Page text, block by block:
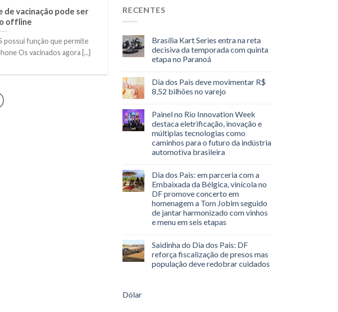
vacinação pode ser
offline
possui função que permite
Os vacinados agora [...]
RECENTES
Brasília Kart Series entra na reta
decisiva da temporada com quinta
etapa no Paranoá
Dia dos Pais deve movimentar R$
8,52 bilhões no varejo
Painel no Rio Innovation Week
destaca eletrificação, inovação e
múltiplas tecnologias como
caminhos para o futuro da indústria
automotiva brasileira
Dia dos Pais: em parceria com a
Embaixada da Bélgica, vinícola no
DF promove concerto em
homenagem a Tom Jobim seguido
de jantar harmonizado com vinhos
e menu em seis etapas
Saidinha do Dia dos Pais: DF
reforça fiscalização de presos mas
população deve redobrar cuidados
Dólar